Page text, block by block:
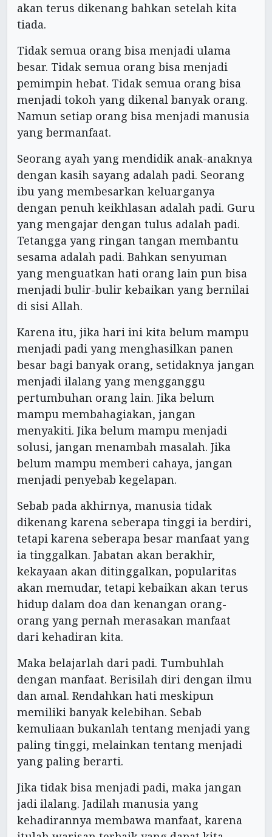
akan terus dikenang bahkan setelah kita
tiada.
Tidak semua orang bisa menjadi ulama
besar. Tidak semua orang bisa menjadi
pemimpin hebat. Tidak semua orang bisa
menjadi tokoh yang dikenal banyak orang.
Namun setiap orang bisa menjadi manusia
yang bermanfaat.
Seorang ayah yang mendidik anak-anaknya
dengan kasih sayang adalah padi. Seorang
ibu yang membesarkan keluarganya
dengan penuh keikhlasan adalah padi. Guru
yang mengajar dengan tulus adalah padi.
Tetangga yang ringan tangan membantu
sesama adalah padi. Bahkan senyuman
yang menguatkan hati orang lain pun bisa
menjadi bulir-bulir kebaikan yang bernilai
di sisi Allah.
Karena itu, jika hari ini kita belum mampu
menjadi padi yang menghasilkan panen
besar bagi banyak orang, setidaknya jangan
menjadi ilalang yang mengganggu
pertumbuhan orang lain. Jika belum
mampu membahagiakan, jangan
menyakiti. Jika belum mampu menjadi
solusi, jangan menambah masalah. Jika
belum mampu memberi cahaya, jangan
menjadi penyebab kegelapan.
Sebab pada akhirnya, manusia tidak
dikenang karena seberapa tinggi ia berdiri,
tetapi karena seberapa besar manfaat yang
ia tinggalkan. Jabatan akan berakhir,
kekayaan akan ditinggalkan, popularitas
akan memudar, tetapi kebaikan akan terus
hidup dalam doa dan kenangan orang-
orang yang pernah merasakan manfaat
dari kehadiran kita.
Maka belajarlah dari padi. Tumbuhlah
dengan manfaat. Berisilah diri dengan ilmu
dan amal. Rendahkan hati meskipun
memiliki banyak kelebihan. Sebab
kemuliaan bukanlah tentang menjadi yang
paling tinggi, melainkan tentang menjadi
yang paling berarti.
Jika tidak bisa menjadi padi, maka jangan
jadi ilalang. Jadilah manusia yang
kehadirannya membawa manfaat, karena